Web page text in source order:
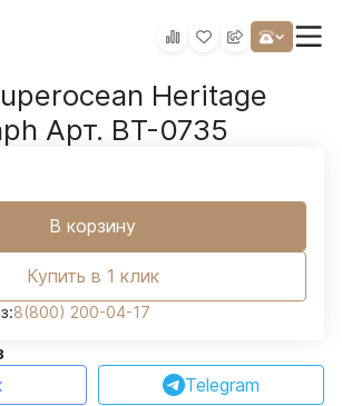
Heritage
Арт. BT-0735
В корзину
Купить в 1 клик
8(800) 200-04-17
Telegram